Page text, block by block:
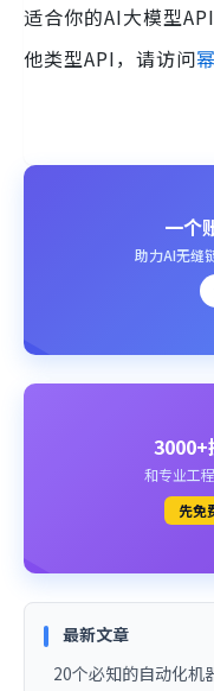
适合你的AI大模型
他类型API，请访问
一个
助力AI无缝
3000+
和专业工
先免
最新文章
20个必知的自动化机